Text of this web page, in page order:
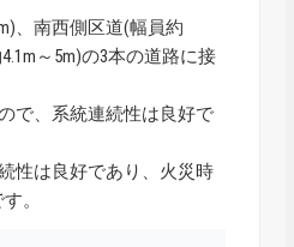
、南西側区道(幅員約
～5m)の3本の道路に接
で、系統連続性は良好で
性は良好であり、火災時
。